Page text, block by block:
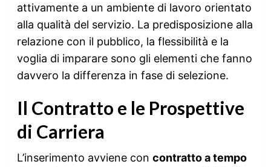
attivamente a un ambiente di lavoro orientato
alla qualità del servizio. La predisposizione alla
relazione con il pubblico, la flessibilità e la
voglia di imparare sono gli elementi che fanno
davvero la differenza in fase di selezione.
Il Contratto e le Prospettive
di Carriera
L’inserimento avviene con contratto a tempo